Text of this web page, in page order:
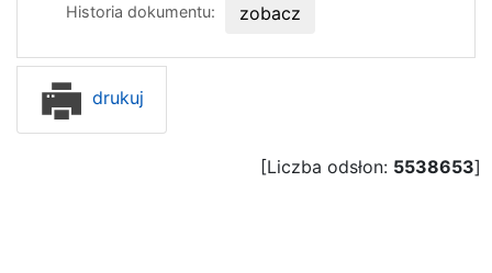
Historia dokumentu:
zobacz
drukuj
[Liczba odsłon: 5538653]